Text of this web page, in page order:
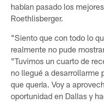
habían pasado los
Roethlisberger.
"Siento que con todo lo
realmente no pude
"Tuvimos un cuarto de
no llegué a desarrollarme
que quería. Voy a
oportunidad en Dallas y